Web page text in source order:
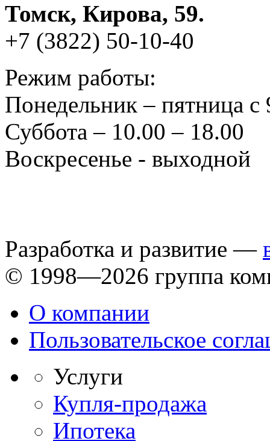
Томск, Кирова, 59.
+7 (3822) 50-10-40
Режим работы:
Понедельник – пятница с
Суббота – 10.00 – 18.00
Воскресенье - выходной
Разработка и развитие —
© 1998—2026 группа
О компании
Пользовательское
Услуги
Купля-продажа
Ипотека